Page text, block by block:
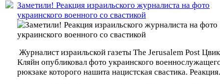
Заметили! Реакция израильского журналиста на фото
украинского военного со свастикой
Журналист израильской газеты The Jerusalem Post
Кляйн опубликовал фото украинского
рюкзаке которого нашита нацистская свастика. Реакция.